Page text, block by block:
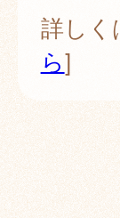
詳しく
ら]